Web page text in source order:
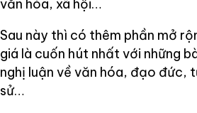
văn hóa, xã hội…
Sau này thì có thêm phần mở
giá là cuốn hút nhất với những
nghị luận về văn hóa, đạo đức,
sử…